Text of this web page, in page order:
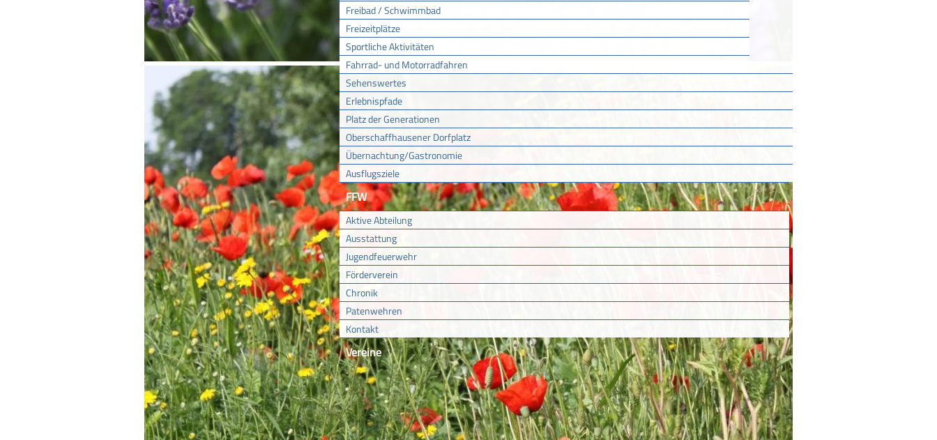
Freibad / Schwimmbad
Freizeitplätze
Sportliche Aktivitäten
Fahrrad- und Motorradfahren
Sehenswertes
Erlebnispfade
Platz der Generationen
Oberschaffhausener Dorfplatz
Übernachtung/Gastronomie
Ausflugsziele
FFW
Aktive Abteilung
Ausstattung
Jugendfeuerwehr
Förderverein
Chronik
Patenwehren
Kontakt
Vereine